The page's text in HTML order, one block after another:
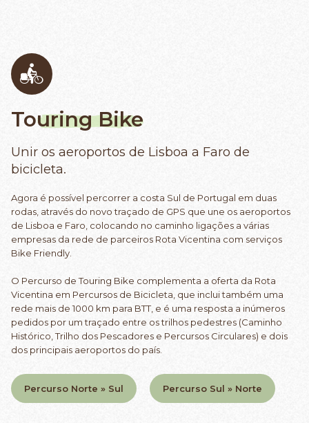
Touring Bike
Unir os aeroportos de Lisboa a Faro de
bicicleta.
Agora é possível percorrer a costa Sul de Portugal em duas
rodas, através do novo traçado de GPS que une os aeroportos
de Lisboa e Faro, colocando no caminho ligações a várias
empresas da rede de parceiros Rota Vicentina com serviços
Bike Friendly.
O Percurso de Touring Bike complementa a oferta da Rota
Vicentina em Percursos de Bicicleta, que inclui também uma
rede mais de 1000 km para BTT, e é uma resposta a inúmeros
pedidos por um traçado entre os trilhos pedestres (Caminho
Histórico, Trilho dos Pescadores e Percursos Circulares) e dois
dos principais aeroportos do país.
Percurso Norte » Sul Percurso Sul » Norte